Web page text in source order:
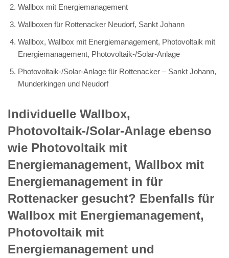
Wallbox mit Energiemanagement
Wallboxen für Rottenacker Neudorf, Sankt Johann
Wallbox, Wallbox mit Energiemanagement, Photovoltaik mit
Energiemanagement, Photovoltaik-/Solar-Anlage
Photovoltaik-/Solar-Anlage für Rottenacker – Sankt Johann,
Munderkingen und Neudorf
Individuelle Wallbox,
Photovoltaik-/Solar-Anlage ebenso
wie Photovoltaik mit
Energiemanagement, Wallbox mit
Energiemanagement in für
Rottenacker gesucht? Ebenfalls für
Wallbox mit Energiemanagement,
Photovoltaik mit
Energiemanagement und